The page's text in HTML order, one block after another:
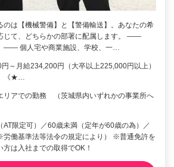
のは【機械警備】と【警備輸送】。あなたの希
じて、どちらかの部署に配属します。 ――
―― 個人宅や商業施設、学校、一…
～月給234,200円（大卒以上225,000円以上）
《★…
リアでの勤務 （茨城県内いずれかの事業所へ
AT限定可）／60歳未満（定年が60歳の為）／
働基準法等法令の規定により） ※普通免許を
方は入社までの取得でOK！